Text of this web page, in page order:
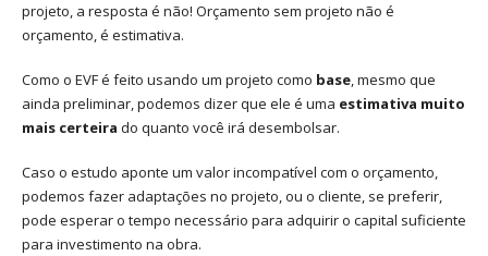
projeto, a resposta é não! Orçamento sem projeto não é
orçamento, é estimativa.
Como o EVF é feito usando um projeto como base, mesmo que
ainda preliminar, podemos dizer que ele é uma estimativa muito
mais certeira do quanto você irá desembolsar.
Caso o estudo aponte um valor incompatível com o orçamento,
podemos fazer adaptações no projeto, ou o cliente, se preferir,
pode esperar o tempo necessário para adquirir o capital suficiente
para investimento na obra.